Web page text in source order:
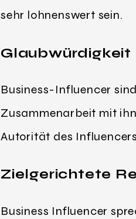
sehr lohnenswert sein.
Glaubwürdigkeit
Business-Influencer
Zusammenarbeit mit
Autorität des
Zielgerichtete
Business Influencer